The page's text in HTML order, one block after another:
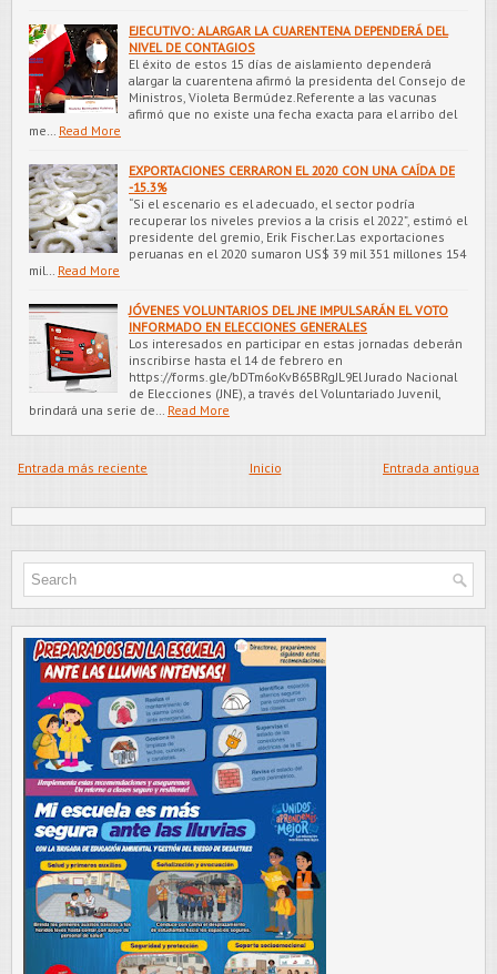
EJECUTIVO: ALARGAR LA CUARENTENA DEPENDERÁ DEL
NIVEL DE CONTAGIOS
El éxito de estos 15 días de aislamiento dependerá
alargar la cuarentena afirmó la presidenta del Consejo de
Ministros, Violeta Bermúdez.Referente a las vacunas
afirmó que no existe una fecha exacta para el arribo del
me…
Read More
EXPORTACIONES CERRARON EL 2020 CON UNA CAÍDA DE
-15.3%
“Si el escenario es el adecuado, el sector podría
recuperar los niveles previos a la crisis el 2022”, estimó el
presidente del gremio, Erik Fischer.Las exportaciones
peruanas en el 2020 sumaron US$ 39 mil 351 millones 154
mil…
Read More
JÓVENES VOLUNTARIOS DEL JNE IMPULSARÁN EL VOTO
INFORMADO EN ELECCIONES GENERALES
Los interesados en participar en estas jornadas deberán
inscribirse hasta el 14 de febrero en
https://forms.gle/bDTm6oKvB65BRgJL9El Jurado Nacional
de Elecciones (JNE), a través del Voluntariado Juvenil,
brindará una serie de…
Read More
Entrada más reciente Entrada antigua
Inicio